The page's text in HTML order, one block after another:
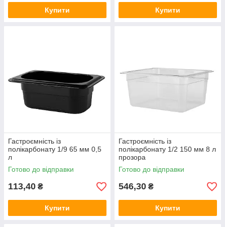
Купити Купити
Гастроємність із
полікарбонату 1/9 65 мм 0,5
л
Готово до відправки
113,40 ₴
Купити
Гастроємність із
полікарбонату 1/2 150 мм 8 л
прозора
Готово до відправки
546,30 ₴
Купити